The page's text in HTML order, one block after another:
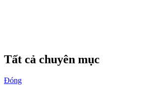
Tất cả chuyên mục
Đóng